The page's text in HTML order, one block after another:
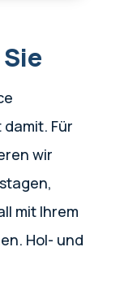
Für
wir
mit Ihrem
Hol- und